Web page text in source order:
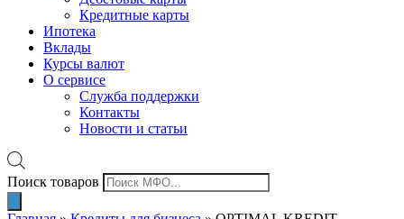
Кредитные карты
Ипотека
Вклады
Курсы валют
О сервисе
Служба поддержки
Контакты
Новости и статьи
Поиск товаров